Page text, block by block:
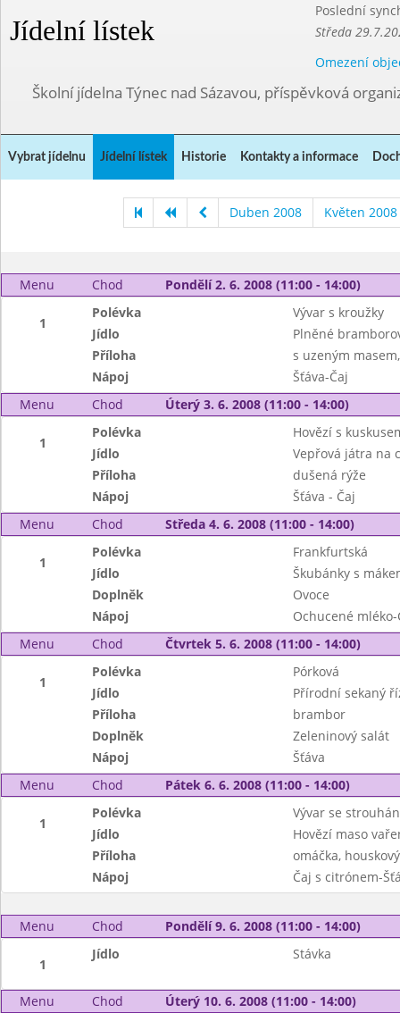
Jídelní lístek
Poslední
Středa
Omezení
Školní jídelna Týnec nad Sázavou, příspěvková
Vybrat jídelnu Jídelní lístek Historie Kontakty a informace
Duben 2008 Květen 2008
Menu Chod Pondělí 2. 6. 2008 (11:00 - 14:00)
1
Polévka
Vývar s kroužky
Jídlo
Plněné
Příloha
s uzeným
Nápoj
Šťáva-Čaj
Menu
Chod Úterý 3. 6. 2008 (11:00 - 14:00)
1
Polévka
Hovězí s
Jídlo
Vepřová játra na
Příloha
dušená rýže
Nápoj
Šťáva - Čaj
Menu
Chod Středa 4. 6. 2008 (11:00 - 14:00)
1
Polévka
Frankfurtská
Jídlo
Škubánky s
Doplněk
Ovoce
Nápoj
Ochucené mléko-
Menu
Chod Čtvrtek 5. 6. 2008 (11:00 - 14:00)
1
Polévka
Pórková
Jídlo
Přírodní sekaný
Příloha
brambor
Doplněk
Zeleninový salát
Nápoj
Šťáva
Menu
Chod Pátek 6. 6. 2008 (11:00 - 14:00)
1
Polévka
Vývar se
Jídlo
Hovězí maso
Příloha
omáčka,
Nápoj
Čaj s citrónem-
Menu Chod Pondělí 9. 6. 2008 (11:00 - 14:00)
1
Jídlo Stávka
Menu Chod Úterý 10. 6. 2008 (11:00 - 14:00)